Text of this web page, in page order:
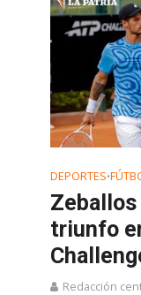
DEPORTES•
triunfo
Redacción